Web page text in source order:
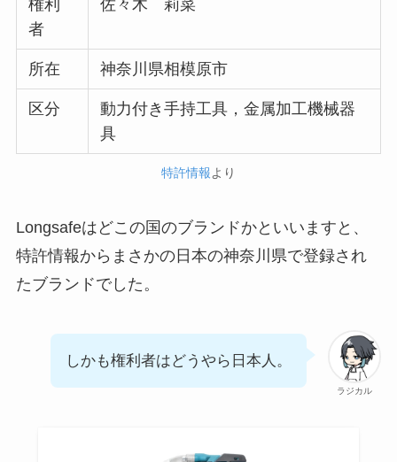
権利
者
佐々木 莉菜
所在 神奈川県相模原市
区分
動力付き手持工具，金属加工機械器
具
特許情報より
Longsafeはどこの国のブランドかといいますと、
特許情報からまさかの日本の神奈川県で登録され
たブランドでした。
ラジカル
しかも権利者はどうやら日本人。